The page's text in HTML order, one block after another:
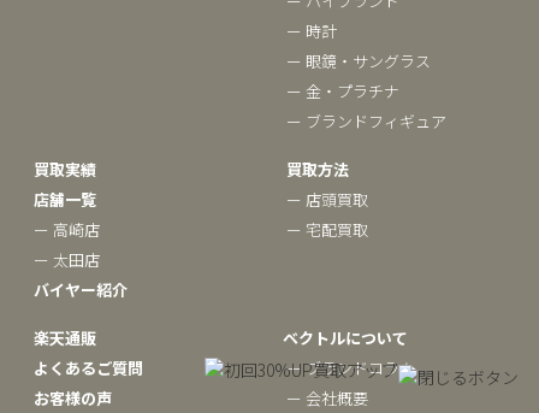
ー 時計
ー 眼鏡・サングラス
ー 金・プラチナ
ー ブランドフィギュア
買取実績
店舗一覧
ー 高崎店
ー 太田店
バイヤー紹介
買取方法
ー 店頭買取
ー 宅配買取
楽天通販
よくあるご質問
お客様の声
ベクトルについて
ー ブランドコラム
ー 会社概要